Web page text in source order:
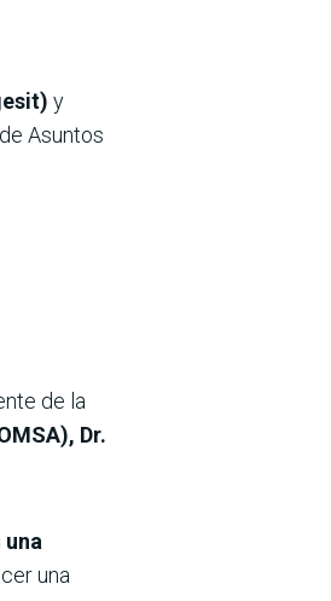
y
Asuntos
de la
Dr.
una